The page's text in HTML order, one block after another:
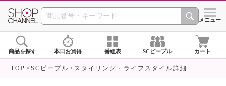
SHOP CHANNEL シメニュー
商品を探す 本日お買得 番組表 SCピープル カート
TOP SCピープル スタイリング・ライフスタイル詳細